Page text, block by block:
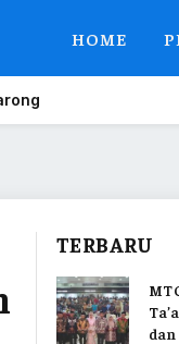
HOME
TERBARU